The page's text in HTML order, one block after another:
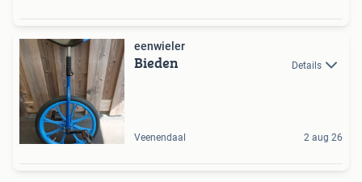
eenwieler
Bieden Details
Veenendaal 2 aug 26